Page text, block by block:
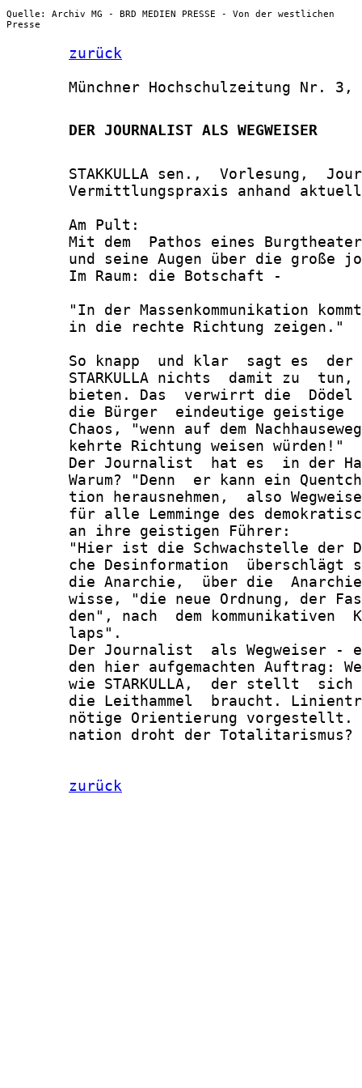
Quelle: Archiv MG - BRD MEDIEN PRESSE - Von der westlichen
Presse
zurück
Münchner Hochschulzeitung Nr. 3,
       DER JOURNALIST ALS WEGWEISER
STAKKULLA sen.,  Vorlesung,
Vermittlungspraxis anhand
       Am Pult:
Mit dem  Pathos eines
und seine Augen über die große
       Im Raum: die Botschaft -
"In der Massenkommunikation
       in die rechte Richtung zeigen."
So knapp  und klar  sagt es
STARKULLA nichts  damit zu
bieten. Das  verwirrt die
die Bürger  eindeutige geistige
Chaos, "wenn auf dem
       kehrte Richtung weisen würden!"
Der Journalist  hat es  in der
Warum? "Denn  er kann ein
tion herausnehmen,  also
für alle Lemminge des
       an ihre geistigen Führer:
"Hier ist die Schwachstelle der
che Desinformation  überschlägt
die Anarchie,  über die
wisse, "die neue Ordnung, der
den", nach  dem kommunikativen
       laps".
Der Journalist  als Wegweiser -
den hier aufgemachten Auftrag:
wie STARKULLA,  der stellt
die Leithammel  braucht.
nötige Orientierung
       nation droht der Totalitarismus?
zurück